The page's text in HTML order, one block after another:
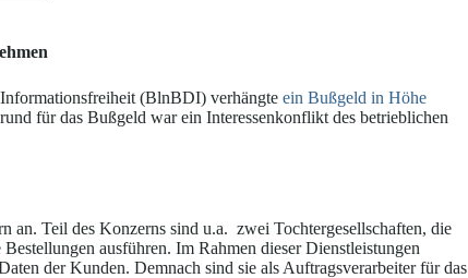
(BlnBDI) verhängte ein Bußgeld in Höhe
für das Bußgeld war ein Interessenkonflikt des betrieblichen
an. Teil des Konzerns sind u.a. zwei Tochtergesellschaften, die
ausführen. Im Rahmen dieser Dienstleistungen
der Kunden. Demnach sind sie als Auftragsverarbeiter für das